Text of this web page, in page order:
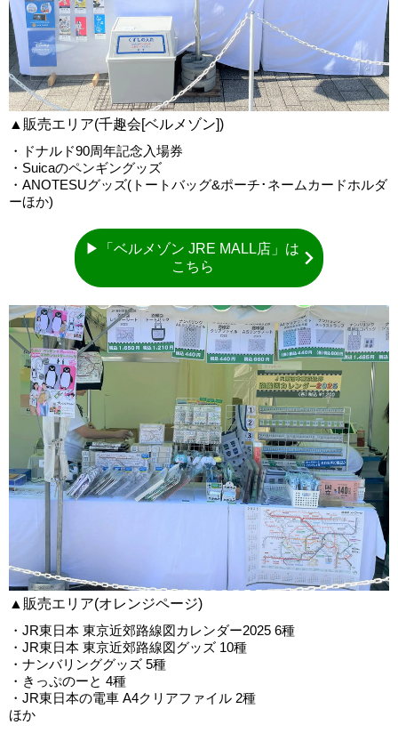
▲販売エリア(千趣会[ベルメゾン])
・ドナルド90周年記念入場券
・Suicaのペンギングッズ
・ANOTESUグッズ(トートバッグ&ポーチ･ネームカードホルダ
ーほか)
▶「ベルメゾン JRE MALL店」は
こちら
▲販売エリア(オレンジページ)
・JR東日本 東京近郊路線図カレンダー2025 6種
・JR東日本 東京近郊路線図グッズ 10種
・ナンバリンググッズ 5種
・きっぷのーと 4種
・JR東日本の電車 A4クリアファイル 2種
ほか